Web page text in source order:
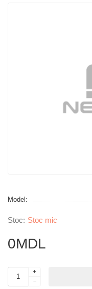
Model:
Stoc mic
0MDL